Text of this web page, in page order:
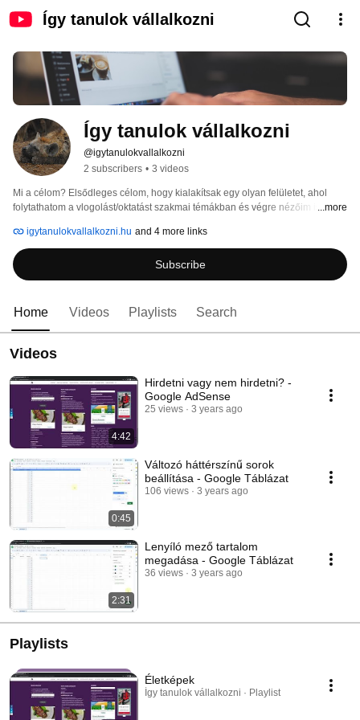
Így tanulok vállalkozni
Így tanulok vállalkozni
@igytanulokvallalkozni
2 subscribers • 3 videos
Mi a célom? Elsődleges célom, hogy kialakítsak egy olyan felületet, ahol
folytathatom a vlogolást/oktatást szakmai témákban és végre nézőim is
leghatékonyabb módon. A fejemben lévő kép az, hogy ingyenes és fizetős
tartalmakat/szolgáltatásokat kombinálom. Ennek segítségével olyan
közösséget szeretnék kialakítani, akik egymást segítve tudnak fejlődni.
...more
igytanulokvallalkozni.hu and 4 more links
Subscribe
Home Videos Playlists Search
Videos
4:42
Hirdetni vagy nem hirdetni? -
Google AdSense
25 views 3 years ago
0:45
Változó háttérszínű sorok
beállítása - Google Táblázat
106 views 3 years ago
2:31
Lenyíló mező tartalom
megadása - Google Táblázat
36 views 3 years ago
Playlists
Életképek
Így tanulok vállalkozni · Playlist